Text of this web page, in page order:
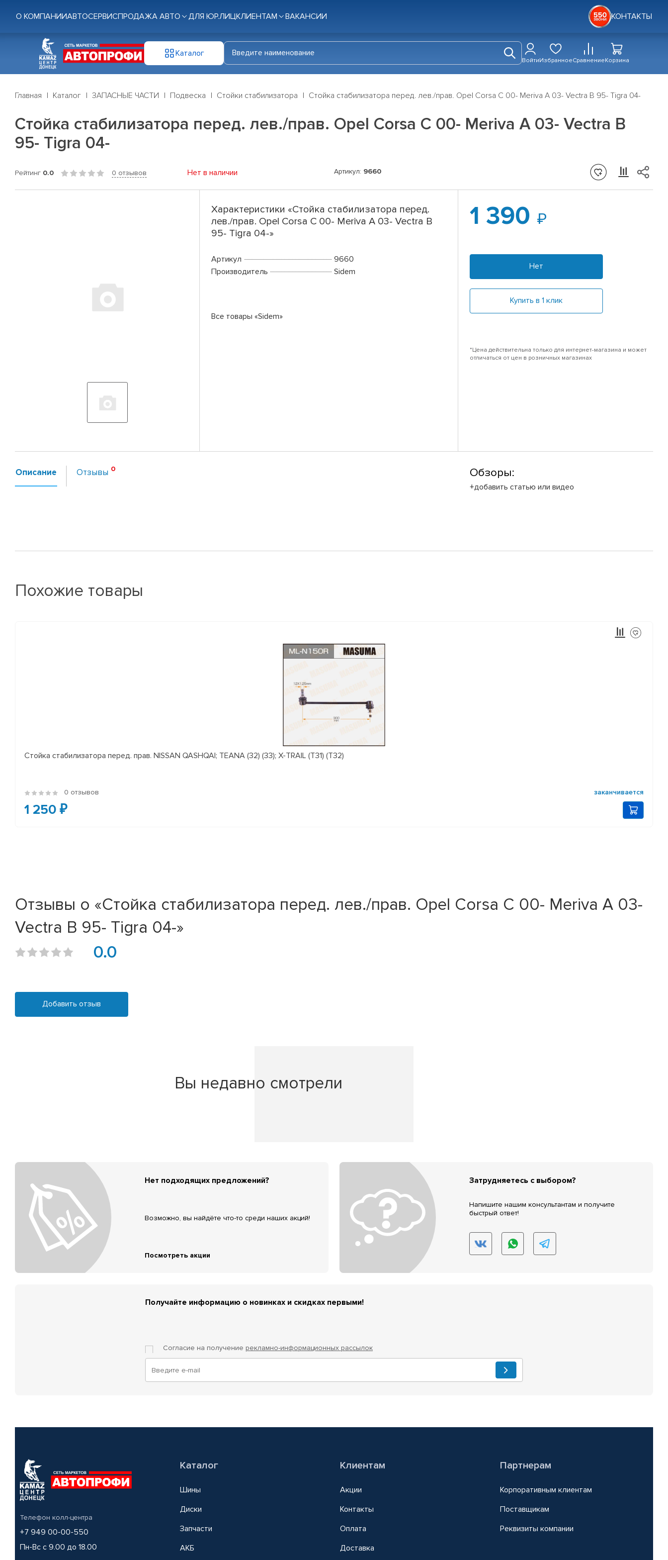
О КОМПАНИИАВТОСЕРВИСПРОДАЖА АВТО ДЛЯ ЮР.ЛИЦКЛИЕНТАМ ВАКАНСИИ КОНТАКТЫ
Каталог
ВойтиИзбранноеСравнениеКорзина
Главная Каталог ЗАПАСНЫЕ ЧАСТИ Подвеска Стойки стабилизатора Стойка стабилизатора перед. лев./прав. Opel Corsa C 00- Meriva A 03- Vectra B 95- Tigra 04-
Стойка стабилизатора перед. лев./прав. Opel Corsa C 00- Meriva A 03- Vectra B
95- Tigra 04-
Рейтинг 0.0 0 отзывов Нет в наличии Артикул: 9660
Характеристики «Стойка стабилизатора перед.
лев./прав. Opel Corsa C 00- Meriva A 03- Vectra B
95- Tigra 04-»
Артикул
9660
Производитель
Sidem
Все товары «Sidem»
1 390
Нет
Купить в 1 клик
*Цена действительна только для интернет-магазина и может
отличаться от цен в розничных магазинах
Описание Отзывы Обзоры:
+добавить статью или видео
Похожие товары
Стойка стабилизатора перед. прав. NISSAN QASHQAI; TEANA (32) (33); X-TRAIL (T31) (T32)
0 отзывов заканчивается
1 250 ₽
Отзывы о «Стойка стабилизатора перед. лев./прав. Opel Corsa C 00- Meriva A 03-
Vectra B 95- Tigra 04-»
0.0
Добавить отзыв
Вы недавно смотрели
Нет подходящих предложений?
Возможно, вы найдёте что-то среди наших акций!
Посмотреть акции
Затрудняетесь с выбором?
Напишите нашим консультантам и получите
быстрый ответ!
Получайте информацию о новинках и скидках первыми!
Согласие на получение рекламно-информационных рассылок
Телефон колл-центра
+7 949 00-00-550
Пн-Вс с 9.00 до 18.00
Каталог
Шины
Диски
Запчасти
АКБ
Клиентам
Акции
Контакты
Оплата
Доставка
Партнерам
Корпоративным клиентам
Поставщикам
Реквизиты компании